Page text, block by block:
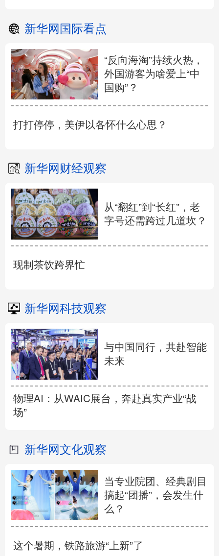
新华网国际看点
“反向海淘”持续火热，
外国游客为啥爱上“中
国购”？
打打停停，美伊以各怀什么心思？
新华网财经观察
从“翻红”到“长红”，老
字号还需跨过几道坎？
现制茶饮跨界忙
新华网科技观察
与中国同行，共赴智能
未来
物理AI：从WAIC展台，奔赴真实产业“战
场”
新华网文化观察
当专业院团、经典剧目
搞起“团播”，会发生什
么？
这个暑期，铁路旅游“上新”了